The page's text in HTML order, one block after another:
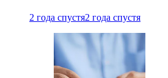
2 года спустя2 года спустя